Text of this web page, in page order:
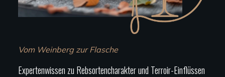
Vom Weinberg zur Flasche
Expertenwissen zu Rebsortencharakter und Terroir-Einflüssen